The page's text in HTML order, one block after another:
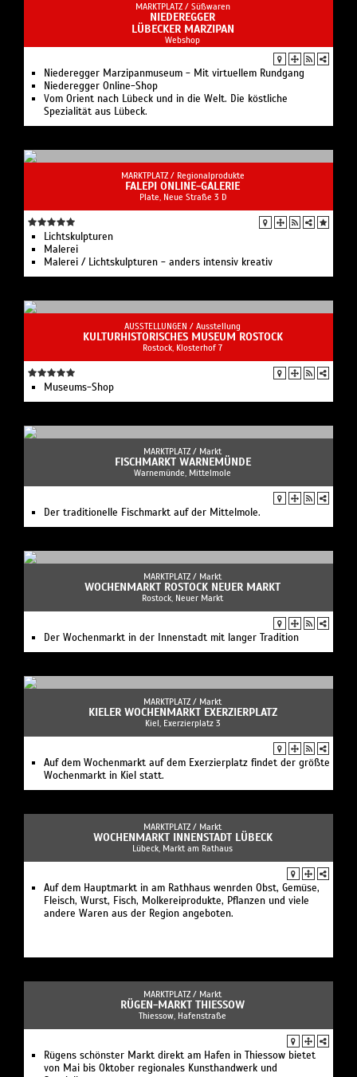
MARKTPLATZ / Süßwaren
NIEDEREGGER
LÜBECKER MARZIPAN
Webshop
Niederegger Marzipanmuseum - Mit virtuellem Rundgang
Niederegger Online-Shop
Vom Orient nach Lübeck und in die Welt. Die köstliche
Spezialität aus Lübeck.
MARKTPLATZ / Regionalprodukte
FALEPI ONLINE-GALERIE
Plate, Neue Straße 3 D
Lichtskulpturen
Malerei
Malerei / Lichtskulpturen - anders intensiv kreativ
AUSSTELLUNGEN / Ausstellung
KULTURHISTORISCHES MUSEUM ROSTOCK
Rostock, Klosterhof 7
Museums-Shop
MARKTPLATZ / Markt
FISCHMARKT WARNEMÜNDE
Warnemünde, Mittelmole
Der traditionelle Fischmarkt auf der Mittelmole.
MARKTPLATZ / Markt
WOCHENMARKT ROSTOCK NEUER MARKT
Rostock, Neuer Markt
Der Wochenmarkt in der Innenstadt mit langer Tradition
MARKTPLATZ / Markt
KIELER WOCHENMARKT EXERZIERPLATZ
Kiel, Exerzierplatz 3
Auf dem Wochenmarkt auf dem Exerzierplatz findet der größte
Wochenmarkt in Kiel statt.
MARKTPLATZ / Markt
WOCHENMARKT INNENSTADT LÜBECK
Lübeck, Markt am Rathaus
Auf dem Hauptmarkt in am Rathhaus wenrden Obst, Gemüse,
Fleisch, Wurst, Fisch, Molkereiprodukte, Pflanzen und viele
andere Waren aus der Region angeboten.
MARKTPLATZ / Markt
RÜGEN-MARKT THIESSOW
Thiessow, Hafenstraße
Rügens schönster Markt direkt am Hafen in Thiessow bietet
von Mai bis Oktober regionales Kunsthandwerk und